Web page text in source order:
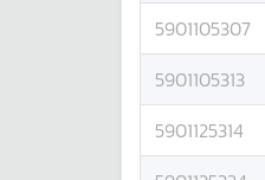
5901105307
5901105313
5901125314